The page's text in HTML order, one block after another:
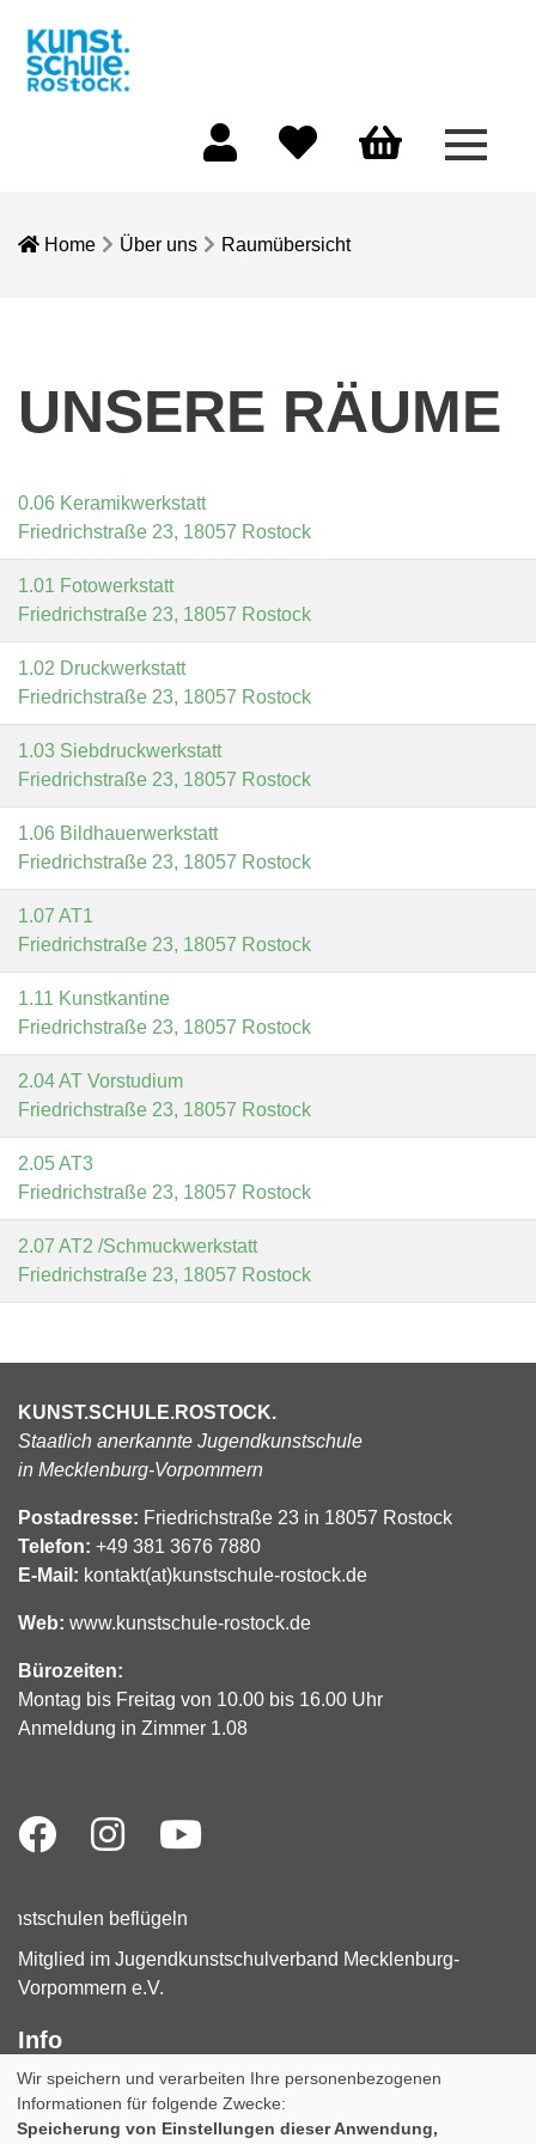
Menü
Home Über uns Raumübersicht
UNSERE RÄUME
0.06 Keramikwerkstatt
Friedrichstraße 23, 18057 Rostock
1.01 Fotowerkstatt
Friedrichstraße 23, 18057 Rostock
1.02 Druckwerkstatt
Friedrichstraße 23, 18057 Rostock
1.03 Siebdruckwerkstatt
Friedrichstraße 23, 18057 Rostock
1.06 Bildhauerwerkstatt
Friedrichstraße 23, 18057 Rostock
1.07 AT1
Friedrichstraße 23, 18057 Rostock
1.11 Kunstkantine
Friedrichstraße 23, 18057 Rostock
2.04 AT Vorstudium
Friedrichstraße 23, 18057 Rostock
2.05 AT3
Friedrichstraße 23, 18057 Rostock
2.07 AT2 /Schmuckwerkstatt
Friedrichstraße 23, 18057 Rostock
KUNST.SCHULE.ROSTOCK.
Staatlich anerkannte Jugendkunstschule
in Mecklenburg-Vorpommern
Postadresse: Friedrichstraße 23 in 18057 Rostock
Telefon: +49 381 3676 7880
E-Mail: kontakt(at)kunstschule-rostock.de
Web: www.kunstschule-rostock.de
Bürozeiten:
Montag bis Freitag von 10.00 bis 16.00 Uhr
Anmeldung in Zimmer 1.08
Mitglied im Jugendkunstschulverband Mecklenburg-
Vorpommern e.V.
Info
Impressum AGB
Datenschutzerklärung
Widerruf
Wir speichern und verarbeiten Ihre personenbezogenen
Informationen für folgende Zwecke:
Speicherung von Einstellungen dieser Anwendung,